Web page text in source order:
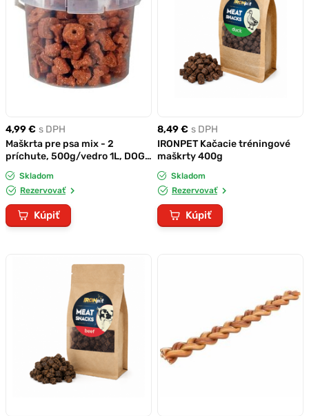
4,99 € s DPH
Maškrta pre psa mix - 2
príchute, 500g/vedro 1L, DOG
friend
Skladom
Rezervovať
Kúpiť
8,49 € s DPH
IRONPET Kačacie tréningové
maškrty 400g
Skladom
Rezervovať
Kúpiť